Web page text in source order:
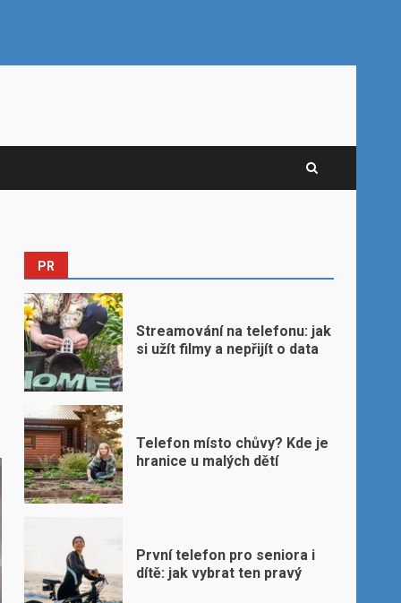
PR
Streamování na telefonu: jak
si užít filmy a nepřijít o data
Telefon místo chůvy? Kde je
hranice u malých dětí
První telefon pro seniora i
dítě: jak vybrat ten pravý